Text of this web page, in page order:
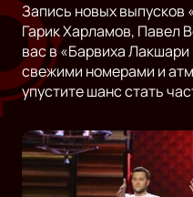
Запись новых выпусков
Гарик Харламов, Павел
вас в «Барвиха
свежими номерами и
упустите шанс стать